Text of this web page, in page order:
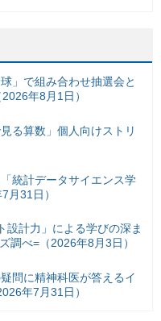
」で組み合わせ抽選会と
年8月1日）
る算数」個人向けストリ
統計データサイエンス学
月31日）
設計力」による学びの深ま
調べ=（2026年8月3日）
問に精神科医が答えるイ
年7月31日）